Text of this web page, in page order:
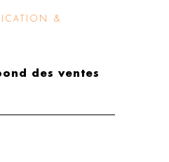
&
des ventes